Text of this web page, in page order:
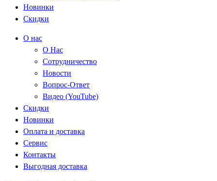
Новинки
Скидки
О нас
О Нас
Сотрудничество
Новости
Вопрос-Ответ
Видео (YouTube)
Скидки
Новинки
Оплата и доставка
Сервис
Контакты
Выгодная доставка